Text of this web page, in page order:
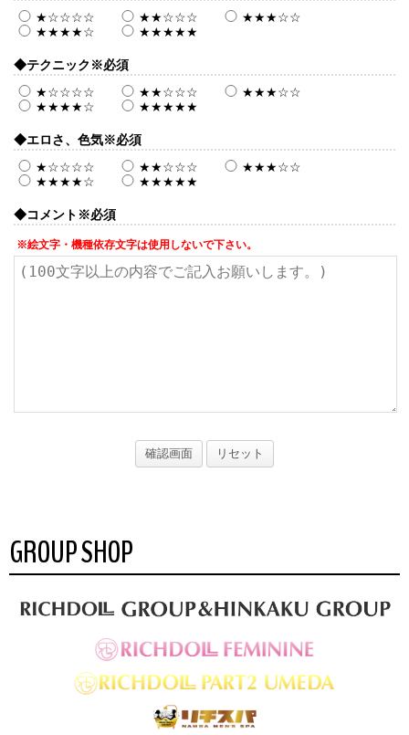
★☆☆☆☆
★★☆☆☆
★★★☆☆
★★★★☆
★★★★★
◆テクニック ※必須
★☆☆☆☆
★★☆☆☆
★★★☆☆
★★★★☆
★★★★★
◆エロさ、色気※必須
★☆☆☆☆
★★☆☆☆
★★★☆☆
★★★★☆
★★★★★
◆コメント ※必須
※絵文字・機種依存文字は使用しないで下さい。
GROUP SHOP